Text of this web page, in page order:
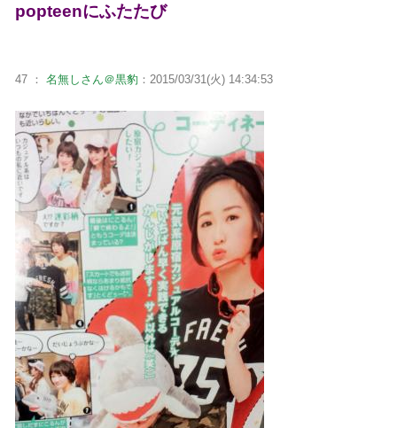
popteenにふたたび
47 ： 名無しさん＠黒豹 ：2015/03/31(火) 14:34:53